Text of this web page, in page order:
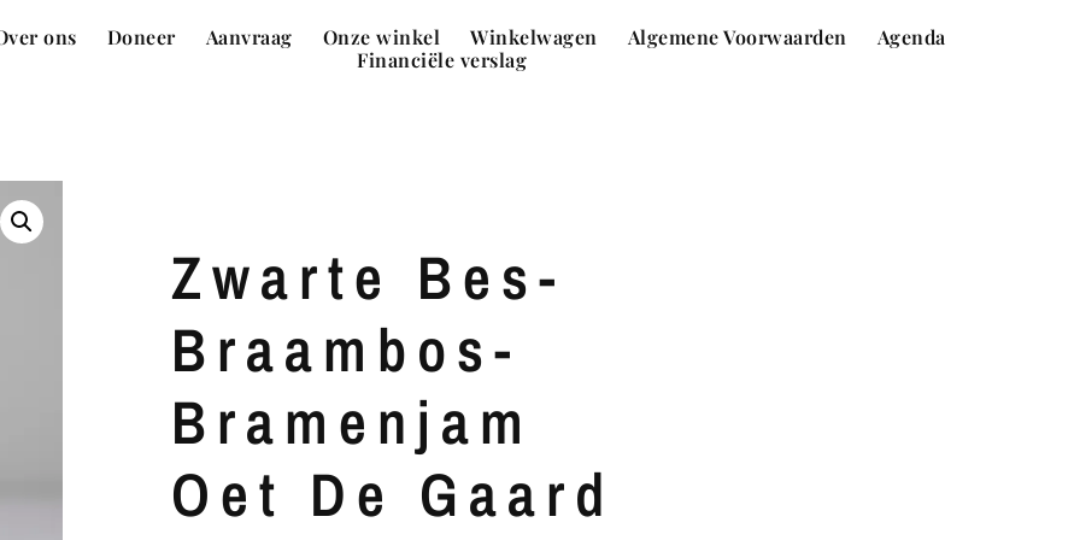
ons Doneer Aanvraag Onze winkel Winkelwagen Algemene Voorwaarden
Agenda
Financiële verslag
Zwarte Bes-
Braambos-
Bramenjam
Oet De Gaard